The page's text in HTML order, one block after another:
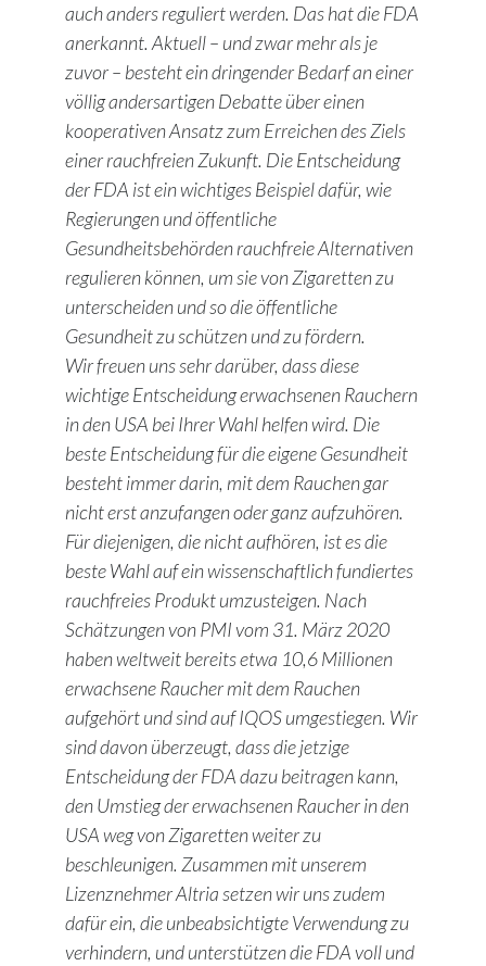
auch anders reguliert werden. Das hat die FDA
anerkannt. Aktuell – und zwar mehr als je
zuvor – besteht ein dringender Bedarf an einer
völlig andersartigen Debatte über einen
kooperativen Ansatz zum Erreichen des Ziels
einer rauchfreien Zukunft. Die Entscheidung
der FDA ist ein wichtiges Beispiel dafür, wie
Regierungen und öffentliche
Gesundheitsbehörden rauchfreie Alternativen
regulieren können, um sie von Zigaretten zu
unterscheiden und so die öffentliche
Gesundheit zu schützen und zu fördern.
Wir freuen uns sehr darüber, dass diese
wichtige Entscheidung erwachsenen Rauchern
in den USA bei Ihrer Wahl helfen wird. Die
beste Entscheidung für die eigene Gesundheit
besteht immer darin, mit dem Rauchen gar
nicht erst anzufangen oder ganz aufzuhören.
Für diejenigen, die nicht aufhören, ist es die
beste Wahl auf ein wissenschaftlich fundiertes
rauchfreies Produkt umzusteigen. Nach
Schätzungen von PMI vom 31. März 2020
haben weltweit bereits etwa 10,6 Millionen
erwachsene Raucher mit dem Rauchen
aufgehört und sind auf IQOS umgestiegen. Wir
sind davon überzeugt, dass die jetzige
Entscheidung der FDA dazu beitragen kann,
den Umstieg der erwachsenen Raucher in den
USA weg von Zigaretten weiter zu
beschleunigen. Zusammen mit unserem
Lizenznehmer Altria setzen wir uns zudem
dafür ein, die unbeabsichtigte Verwendung zu
verhindern, und unterstützen die FDA voll und